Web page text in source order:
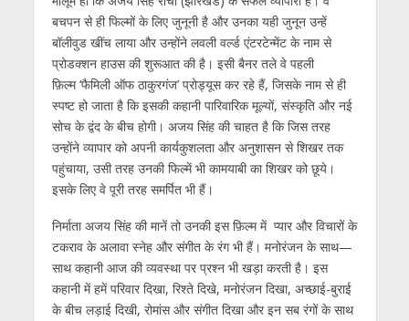
बचपन से ही फिल्मों के लिए जुनूनी है और उनका यही जुनून उन्हें
बॉलीवुड खींच लाया और उन्होंने लवली वर्ल्ड एंटरटेन्मेंट के नाम से
प्रोडक्शन हाउस की शुरूआत की है। इसी बैनर तले वे पहली
फ़िल्म ‘फैमिली ऑफ ठाकुरगंज’ प्रोड्यूस कर रहे हैं, जिसके नाम से ही
स्पष्ट हो जाता है कि इसकी कहानी पारिवारिक मूल्यों, संस्कृति और नई
सोच के द्वंद के बीच होगी। अजय सिंह की चाहत है कि जिस तरह
उन्होंने व्यापार को अपनी कार्यकुशलता और अनुशासन से शिखर तक
पहुंचाया, उसी तरह उनकी फिल्में भी कामयाबी का शिखर को छूये।
इसके लिए वे पूरी तरह समर्पित भी हैं।
निर्माता अजय सिंह की मानें तो उनकी इस फ़िल्म में प्यार और विचारों के
टकराव के अलावा स्नेह और संगीत के रंग भी हैं। मनोरंजन के साथ—
साथ कहानी आज की व्यवस्था पर प्रश्न भी खड़ा करती है। इस
कहानी में हमें परिवार दिखा, रिश्ते दिखे, मनोरंजन दिखा, अच्छाई-बुराई
के बीच लड़ाई दिखी, रोमांस और संगीत दिखा और इन सब रंगों के साथ